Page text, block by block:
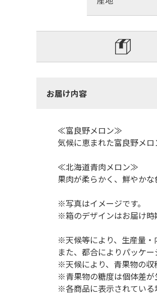
お届け内容
≪富良野メロン≫
気候に恵まれた富良野メ
≪北海道青肉メロン≫
果肉が柔らかく、鮮やかな
※写真はイメージです。
※箱のデザインはお届け時
※天候等により、生産量・
また、都合によりパッケ
※天候により、青果物の収
※青果物の糖度は個体差が
※各商品に表示されている